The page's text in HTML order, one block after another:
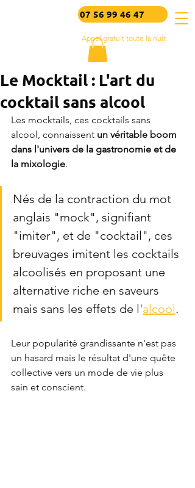
07 56 99 46 47
Appel gratuit toute la nuit
Le Mocktail : L'art du
cocktail sans alcool
Les mocktails, ces cocktails sans
alcool, connaissent un véritable boom
dans l'univers de la gastronomie et de
la mixologie.
Nés de la contraction du mot
anglais "mock", signifiant
"imiter", et de "cocktail", ces
breuvages imitent les cocktails
alcoolisés en proposant une
alternative riche en saveurs
mais sans les effets de l'alcool.
Leur popularité grandissante n'est pas
un hasard mais le résultat d'une quête
collective vers un mode de vie plus
sain et conscient.